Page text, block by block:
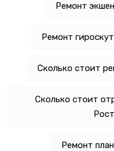
Ремонт
Ремонт
Сколько стоит
Сколько стоит
Ремонт